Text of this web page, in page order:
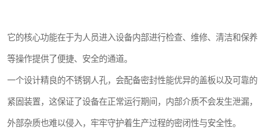
它的核心功能在于为人员进入设备内部进行检查、维修、清洁和保养
等操作提供了便捷、安全的通道。
一个设计精良的不锈钢人孔，会配备密封性能优异的盖板以及可靠的
紧固装置，这保证了设备在正常运行期间，内部介质不会发生泄漏，
外部杂质也难以侵入，牢牢守护着生产过程的密闭性与安全性。